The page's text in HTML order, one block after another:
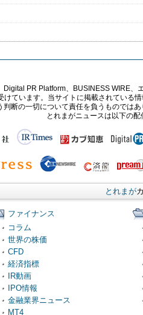
Digital PR Platform、BUSINESS WIRE
ています。当サイトに掲載されている
断の一切について責任を負うものではあ
とれまがニュースは以下の配
とれまが
ファイナンス
コラム
世界の株価
CFD
経済指標
IR動画
IPO情報
金融業界ニュース
MT4